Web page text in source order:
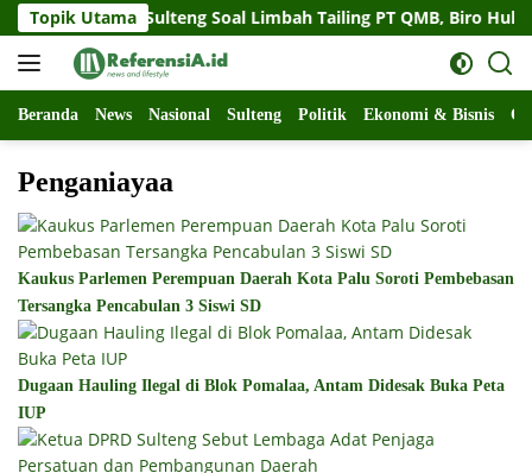
Langsung
ke
konten
Topik Utama
Gubernur Sulteng Soal Limbah Tailing PT QMB, Biro Hukum
Beranda News Nasional Sulteng Politik Ekonomi & Bisnis
Penganiayaa
Kaukus Parlemen Perempuan Daerah Kota Palu Soroti Pembebasan
Tersangka Pencabulan 3 Siswi SD
Dugaan Hauling Ilegal di Blok Pomalaa, Antam Didesak Buka Peta
IUP